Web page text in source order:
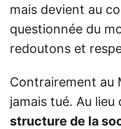
mais devient au
questionnée du
redoutons et
Contrairement au
jamais tué. Au lieu
structure de la